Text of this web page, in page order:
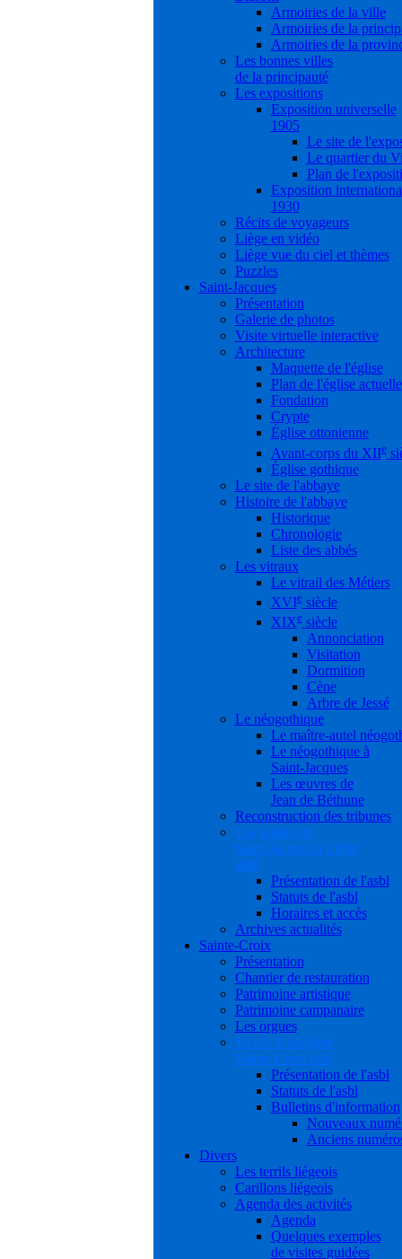
Armoiries de la ville
Armoiries de la
Armoiries de la
Les bonnes villes
de la principauté
Les expositions
Exposition universelle
1905
Le site de
Le quartier du
Plan de
Exposition
1930
Récits de voyageurs
Liège en vidéo
Liège vue du ciel et thèmes
Puzzles
Saint-Jacques
Présentation
Galerie de photos
Visite virtuelle interactive
Architecture
Maquette de l'église
Plan de l'église actuelle
Fondation
Crypte
Église ottonienne
Avant-corps du XIIe
Église gothique
Le site de l'abbaye
Histoire de l'abbaye
Historique
Chronologie
Liste des abbés
Les vitraux
Le vitrail des Métiers
XVIesiècle
XIXesiècle
Annonciation
Visitation
Dormition
Cène
Arbre de Jessé
Le néogothique
Le maître-autel
Le néogothique à
Saint-Jacques
Les œuvres de
Jean de Béthune
Reconstruction des tribunes
Les guides de
Saint-Jacques à Liège
asbl
Présentation de l'asbl
Statuts de l'asbl
Horaires et accès
Archives actualités
Sainte-Croix
Présentation
Chantier de restauration
Patrimoine artistique
Patrimoine campanaire
Les orgues
S.O.S. Collégiale
Sainte-Croix asbl
Présentation de l'asbl
Statuts de l'asbl
Bulletins d'information
Nouveaux
Anciens
Divers
Les terrils liégeois
Carillons liégeois
Agenda des activités
Agenda
Quelques exemples
de visites guidées